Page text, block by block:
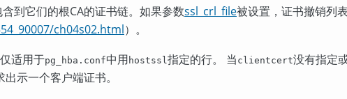
到它们的根CA的证书链。如果参数ssl_crl_file被设置，证书撤销列
ch04s02.html）。
适用于pg_hba.conf中用 hostssl 指定的行。 当 clientcert没有指定
示一个客户端证书。